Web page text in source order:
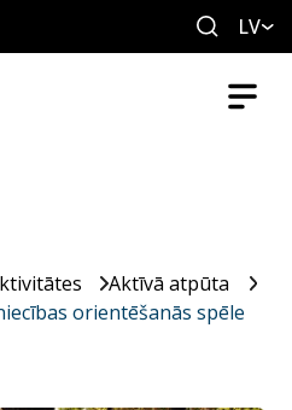
LV
Aktīvā atpūta
orientēšanās spēle